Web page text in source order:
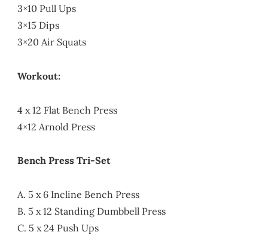
3×10 Pull Ups
3×15 Dips
3×20 Air Squats
Workout:
4 x 12 Flat Bench Press
4×12 Arnold Press
Bench Press Tri-Set
A. 5 x 6 Incline Bench Press
B. 5 x 12 Standing Dumbbell Press
C. 5 x 24 Push Ups